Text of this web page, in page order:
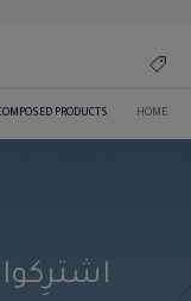
HOME
PRODUCTS